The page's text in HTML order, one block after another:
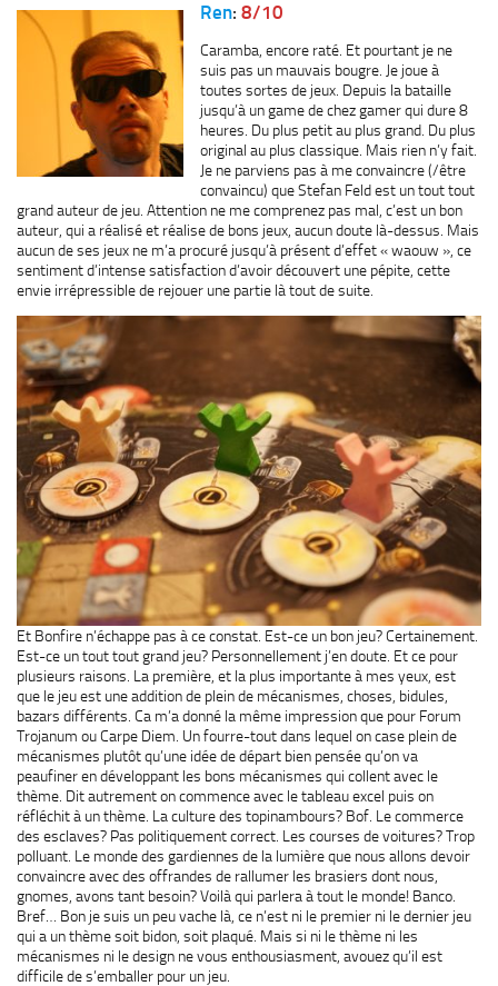
Ren: 8/10
Caramba, encore raté. Et pourtant je ne
suis pas un mauvais bougre. Je joue à
toutes sortes de jeux. Depuis la bataille
jusqu’à un game de chez gamer qui dure 8
heures. Du plus petit au plus grand. Du plus
original au plus classique. Mais rien n’y fait.
Je ne parviens pas à me convaincre (/être
convaincu) que Stefan Feld est un tout tout
grand auteur de jeu. Attention ne me comprenez pas mal, c’est un bon
auteur, qui a réalisé et réalise de bons jeux, aucun doute là-dessus. Mais
aucun de ses jeux ne m’a procuré jusqu’à présent d’effet « waouw », ce
sentiment d’intense satisfaction d’avoir découvert une pépite, cette
envie irrépressible de rejouer une partie là tout de suite.
Et Bonfire n’échappe pas à ce constat. Est-ce un bon jeu? Certainement.
Est-ce un tout tout grand jeu? Personnellement j’en doute. Et ce pour
plusieurs raisons. La première, et la plus importante à mes yeux, est
que le jeu est une addition de plein de mécanismes, choses, bidules,
bazars différents. Ca m’a donné la même impression que pour Forum
Trojanum ou Carpe Diem. Un fourre-tout dans lequel on case plein de
mécanismes plutôt qu’une idée de départ bien pensée qu’on va
peaufiner en développant les bons mécanismes qui collent avec le
thème. Dit autrement on commence avec le tableau excel puis on
réfléchit à un thème. La culture des topinambours? Bof. Le commerce
des esclaves? Pas politiquement correct. Les courses de voitures? Trop
polluant. Le monde des gardiennes de la lumière que nous allons devoir
convaincre avec des offrandes de rallumer les brasiers dont nous,
gnomes, avons tant besoin? Voilà qui parlera à tout le monde! Banco.
Bref… Bon je suis un peu vache là, ce n’est ni le premier ni le dernier jeu
qui a un thème soit bidon, soit plaqué. Mais si ni le thème ni les
mécanismes ni le design ne vous enthousiasment, avouez qu’il est
difficile de s’emballer pour un jeu.